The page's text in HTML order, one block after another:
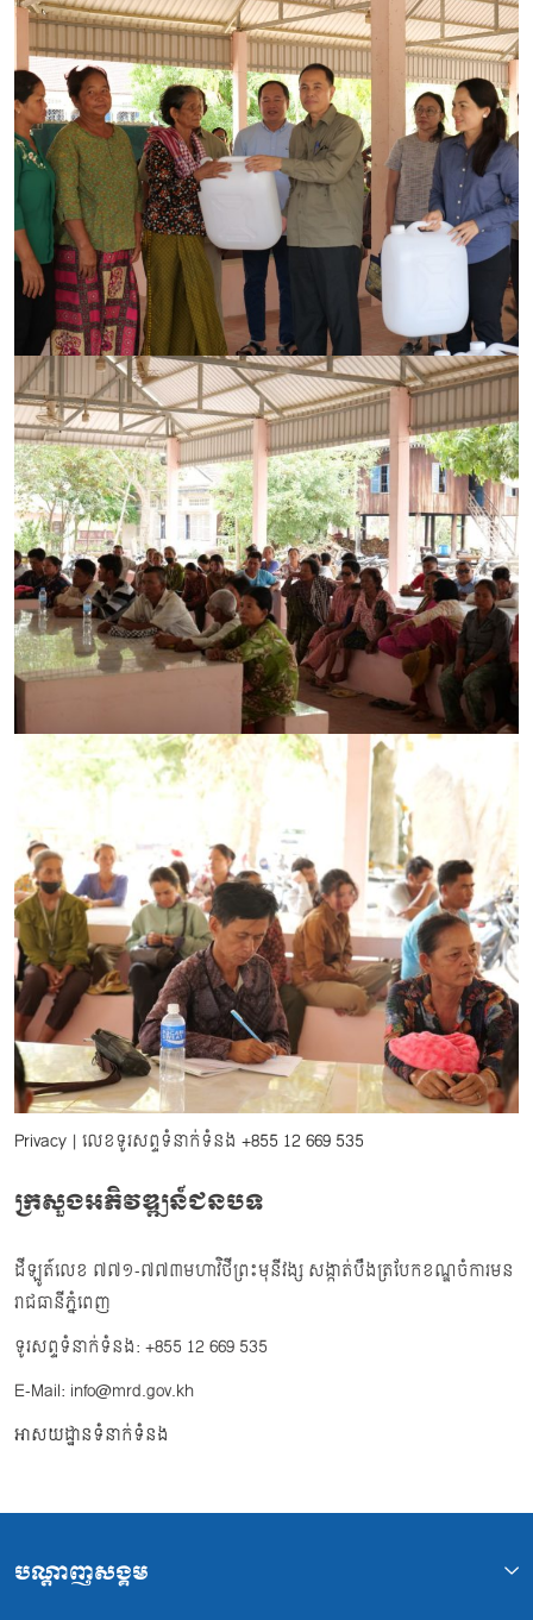
Privacy | លេខទូរសព្ទទំនាក់ទំនង +855 12 669 535
ក្រសួងអភិវឌ្ឍន៍ជនបទ
ដីឡូត៍លេខ ៧៧១-៧៧៣មហាវិថីព្រះមុនីវង្ស សង្កាត់បឹងត្របែកខណ្ឌចំការមន
រាជធានីភ្នំពេញ
ទូរសព្ទទំនាក់ទំនង: +855 12 669 535
E-Mail: info@mrd.gov.kh
អាសយដ្ឋានទំនាក់ទំនង
បណ្ដាញសង្គម